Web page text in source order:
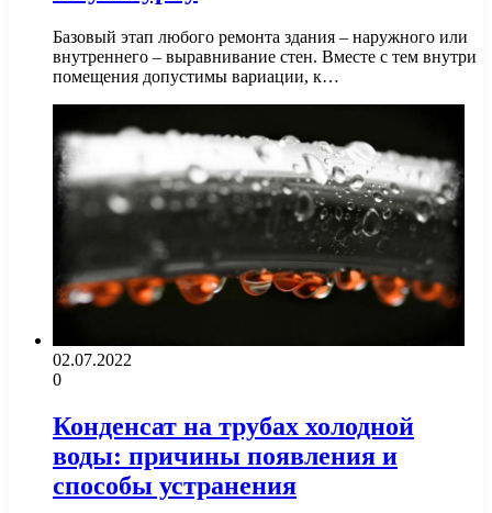
Базовый этап любого ремонта здания – наружного или
внутреннего – выравнивание стен. Вместе с тем внутри
помещения допустимы вариации, к…
02.07.2022
0
Конденсат на трубах холодной
воды: причины появления и
способы устранения